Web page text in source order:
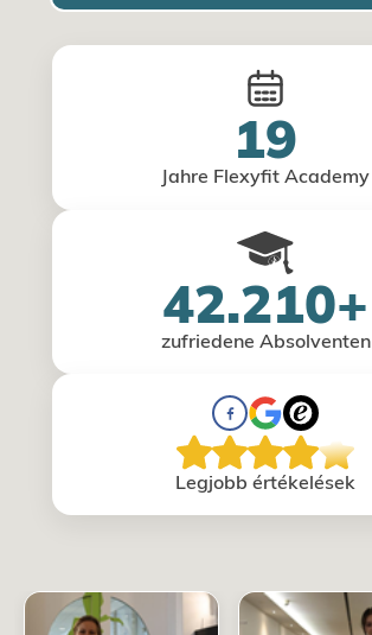
19
Jahre Flexyfit Academy
42.210+
zufriedene Absolventen
Legjobb értékelések